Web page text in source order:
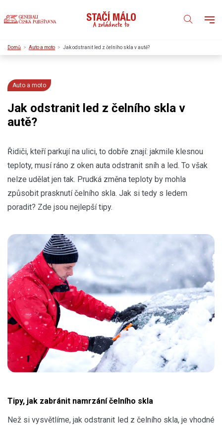
Domů Auto a moto Jak odstranit led z čelního skla v autě?
Auto a moto
Jak odstranit led z čelního skla v
autě?
Řidiči, kteří parkují na ulici, to dobře znají: jakmile klesnou
teploty, musí ráno z oken auta odstranit sníh a led. To však
nelze udělat jen tak. Prudká změna teploty by mohla
způsobit prasknutí čelního skla. Jak si tedy s ledem
poradit? Zde jsou nejlepší tipy.
Tipy, jak zabránit namrzání čelního skla
Než si vysvětlíme, jak odstranit led z čelního skla, je vhodné